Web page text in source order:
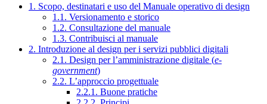
1. Scopo, destinatari e uso del Manuale operativo di design
1.1. Versionamento e storico
1.2. Consultazione del manuale
1.3. Contribuisci al manuale
2. Introduzione al design per i servizi pubblici digitali
2.1. Design per l’amministrazione digitale (e-
government)
2.2. L’approccio progettuale
2.2.1. Buone pratiche